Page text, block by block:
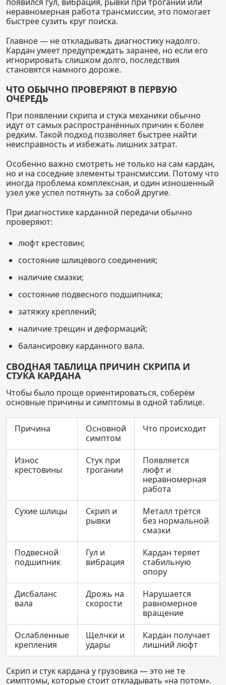
неравномерная работа трансмиссии, это помогает
быстрее сузить круг поиска.
Главное — не откладывать диагностику надолго.
Кардан умеет предупреждать заранее, но если его
игнорировать слишком долго, последствия
становятся намного дороже.
ЧТО ОБЫЧНО ПРОВЕРЯЮТ В ПЕРВУЮ
ОЧЕРЕДЬ
При появлении скрипа и стука механики обычно
идут от самых распространённых причин к более
редким. Такой подход позволяет быстрее найти
неисправность и избежать лишних затрат.
Особенно важно смотреть не только на сам кардан,
но и на соседние элементы трансмиссии. Потому что
иногда проблема комплексная, и один изношенный
узел уже успел потянуть за собой другие.
При диагностике карданной передачи обычно
проверяют:
люфт крестовин;
состояние шлицевого соединения;
наличие смазки;
состояние подвесного подшипника;
затяжку креплений;
наличие трещин и деформаций;
балансировку карданного вала.
СВОДНАЯ ТАБЛИЦА ПРИЧИН СКРИПА И
СТУКА КАРДАНА
Чтобы было проще ориентироваться, соберём
основные причины и симптомы в одной таблице.
Причина
Основной
симптом
Что происходит
Износ
крестовины
Стук при
трогании
Появляется
люфт и
неравномерная
работа
Сухие шлицы
Скрип и
рывки
Металл трётся
без нормальной
смазки
Подвесной
подшипник
Гул и
вибрация
Кардан теряет
стабильную
опору
Дисбаланс
вала
Дрожь на
скорости
Нарушается
равномерное
вращение
Ослабленные
крепления
Щелчки и
удары
Кардан получает
лишний люфт
Скрип и стук кардана у грузовика — это не те
симптомы, которые стоит откладывать «на потом».